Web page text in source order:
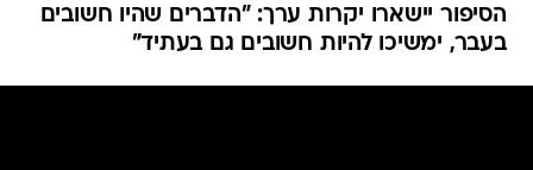
הסיפור יישארו יקרות ערך: "הדברים שהיו חשובים
בעבר, ימשיכו להיות חשובים גם בעתיד"